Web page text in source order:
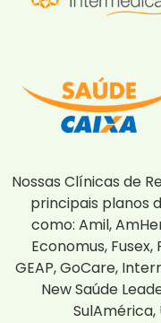
Nossas Clínicas de
principais planos
como: Amil,
Economus, Fusex,
GEAP, GoCare,
New Saúde